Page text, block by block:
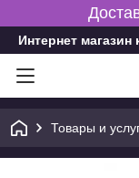
Интернет магазин
Товары и